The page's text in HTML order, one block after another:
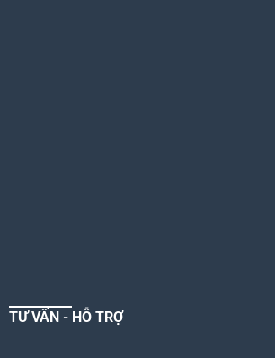
TƯ VẤN - HỖ TRỢ